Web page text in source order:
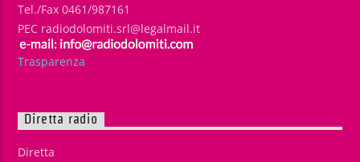
Tel./Fax 0461/987161
PEC radiodolomiti.srl@legalmail.it
Trasparenza
Diretta radio
Diretta